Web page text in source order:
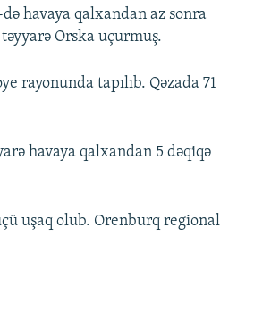
havaya qalxandan az sonra
Orska uçurmuş.
rayonunda tapılıb. Qəzada 71
havaya qalxandan 5 dəqiqə
uşaq olub. Orenburq regional